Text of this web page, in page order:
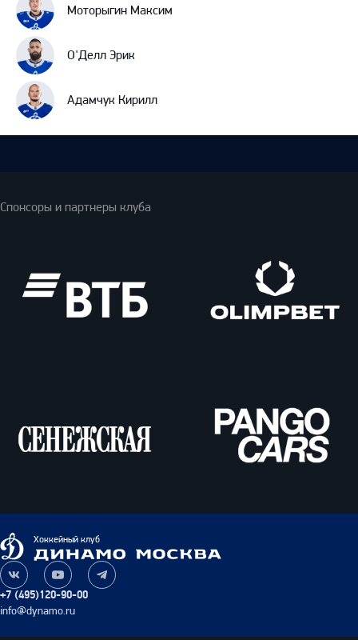
Моторыгин Максим
О'Делл Эрик
Адамчук Кирилл
Спонсоры и партнеры клуба
Cars
Динамо
Москва
Хоккейный клуб
+7 (495)120-90-00
info@dynamo.ru
Наша
группа
ВКонтакте
Наш
канал
на
Наш
канал